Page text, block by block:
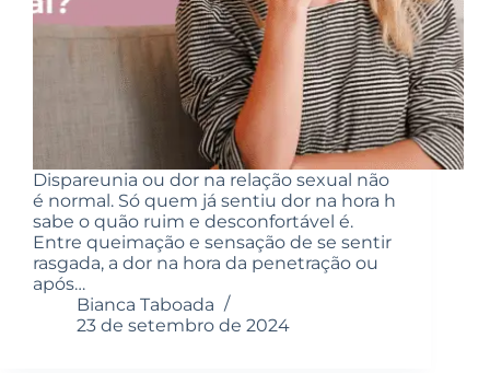
Dispareunia ou dor na relação sexual não
é normal. Só quem já sentiu dor na hora h
sabe o quão ruim e desconfortável é.
Entre queimação e sensação de se sentir
rasgada, a dor na hora da penetração ou
após…
Bianca Taboada
23 de setembro de 2024